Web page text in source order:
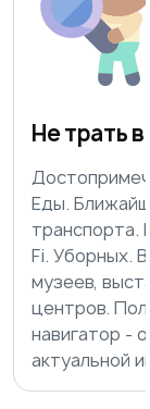
Не трать
Еды.
транспорта.
Fi. Уборных.
музеев,
центров.
навигатор -
актуальной